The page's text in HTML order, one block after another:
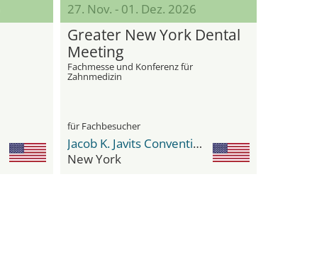
27. Nov. - 01. Dez. 2026
Greater New York Dental
Meeting
Fachmesse und Konferenz für
Zahnmedizin
für Fachbesucher
Jacob K. Javits Convention Center
New York